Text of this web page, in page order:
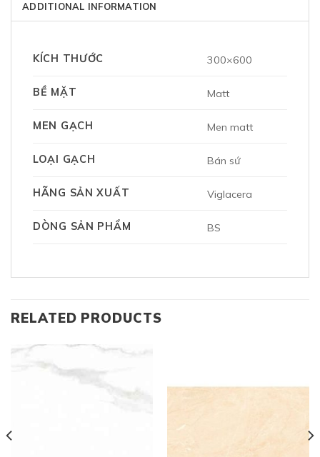
ADDITIONAL INFORMATION
KÍCH THƯỚC 300×600
BỀ MẶT Matt
MEN GẠCH Men matt
LOẠI GẠCH Bán sứ
HÃNG SẢN XUẤT Viglacera
DÒNG SẢN PHẨM BS
RELATED PRODUCTS